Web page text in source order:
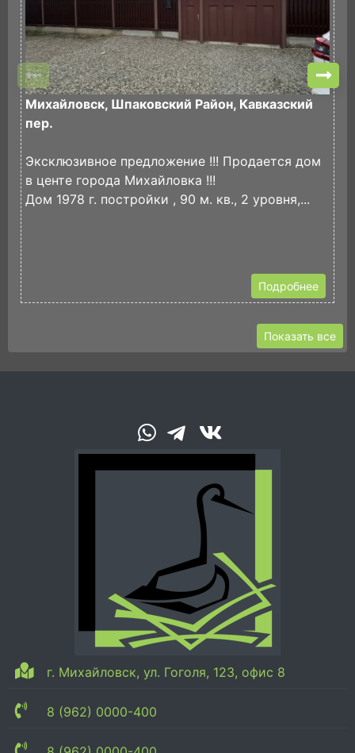
Михайловск, Шпаковский Район, Кавказский
пер.
Эксклюзивное предложение !!! Продается дом
в центе города Михайловка !!!
Дом 1978 г. постройки , 90 м. кв., 2 уровня,...
Подробнее
Показать все
г. Михайловск, ул. Гоголя, 123, офис 8
8 (962) 0000-400